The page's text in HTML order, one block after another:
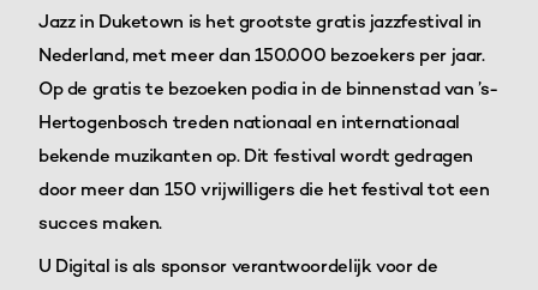
Jazz in Duketown is het grootste gratis jazzfestival in
Nederland, met meer dan 150.000 bezoekers per jaar.
Op de gratis te bezoeken podia in de binnenstad van ’s-
Hertogenbosch treden nationaal en internationaal
bekende muzikanten op. Dit festival wordt gedragen
door meer dan 150 vrijwilligers die het festival tot een
succes maken.
U Digital is als sponsor verantwoordelijk voor de